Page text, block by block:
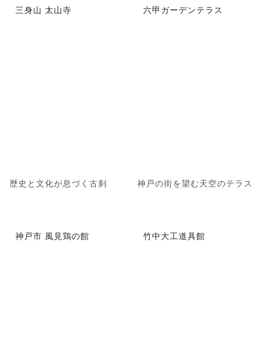
三身山 太山寺
歴史と文化が息づく古刹
六甲ガーデンテラス
神戸の街を望む天空のテラス
神戸市 風見鶏の館 竹中大工道具館